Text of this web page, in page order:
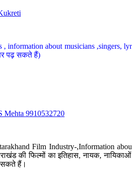
about musicians ,singers,
पढ़ सकते हैं)
Mehta 9910532720
Film Industry-,Information
की फिल्मों का इतिहास, नायक,
सकते हैं।